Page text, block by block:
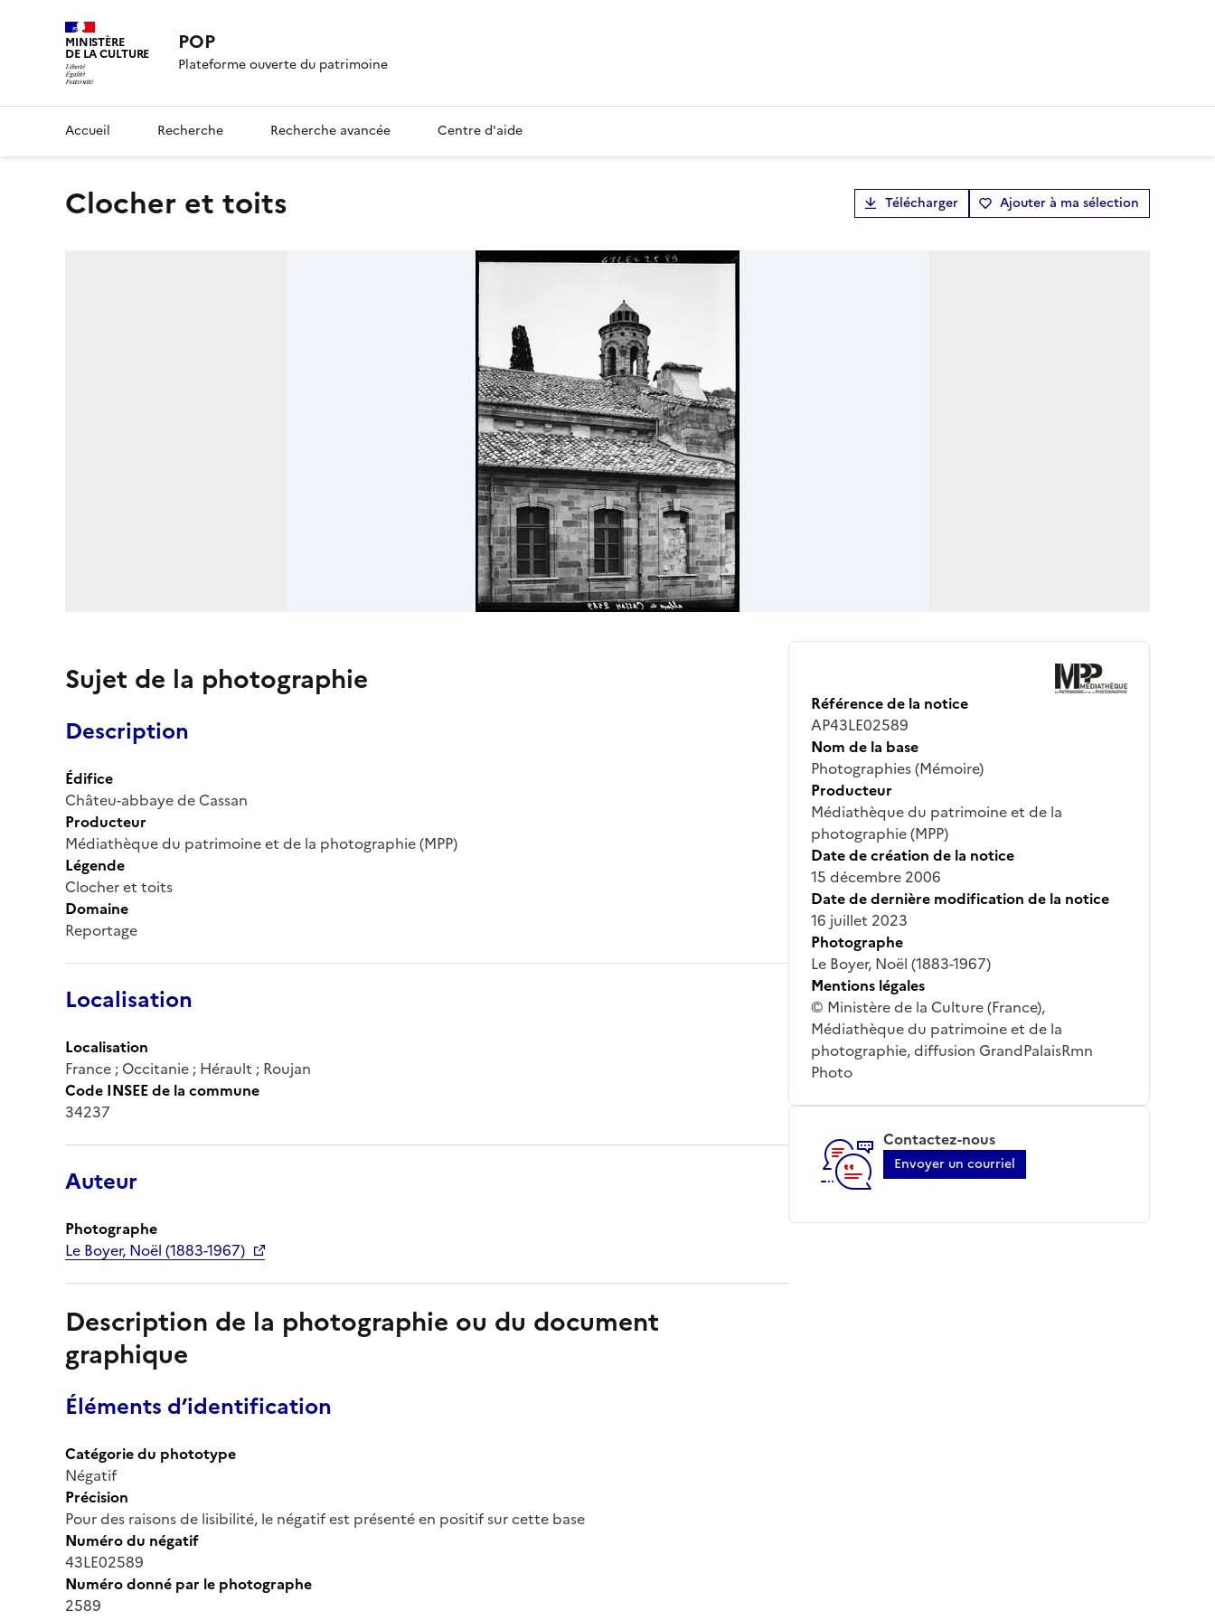
MINISTÈRE
DE LA CULTURE POP
Plateforme ouverte du patrimoine
Accueil Recherche Recherche avancée Centre d'aide
Clocher et toits Télécharger Ajouter à ma sélection
Sujet de la photographie
Description
Édifice
Châteu-abbaye de Cassan
Producteur
Médiathèque du patrimoine et de la photographie (MPP)
Légende
Clocher et toits
Domaine
Reportage
Localisation
Localisation
France ; Occitanie ; Hérault ; Roujan
Code INSEE de la commune
34237
Auteur
Photographe
Le Boyer, Noël (1883-1967)
Description de la photographie ou du document
graphique
Éléments d’identification
Catégorie du phototype
Négatif
Précision
Pour des raisons de lisibilité, le négatif est présenté en positif sur cette base
Numéro du négatif
43LE02589
Numéro donné par le photographe
2589
Référence de la notice
AP43LE02589
Nom de la base
Photographies (Mémoire)
Producteur
Médiathèque du patrimoine et de la
photographie (MPP)
Date de création de la notice
15 décembre 2006
Date de dernière modification de la notice
16 juillet 2023
Photographe
Le Boyer, Noël (1883-1967)
Mentions légales
© Ministère de la Culture (France),
Médiathèque du patrimoine et de la
photographie, diffusion GrandPalaisRmn
Photo
Contactez-nous
Envoyer un courriel